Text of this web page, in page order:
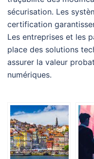
sécurisation. Les
certification
Les entreprises et les
place des solutions
assurer la valeur
numériques.